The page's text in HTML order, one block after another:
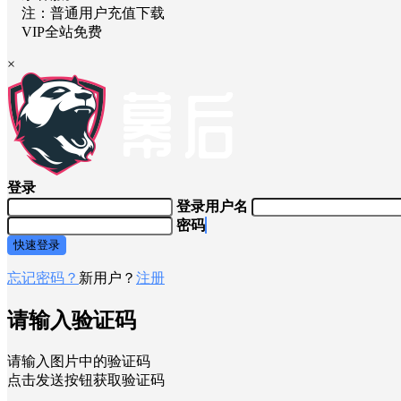
注：普通用户充值下载
VIP全站免费
×
登录
登录用户名
密码
快速登录
忘记密码？ 新用户？ 注册
请输入验证码
请输入图片中的验证码
点击发送按钮获取验证码